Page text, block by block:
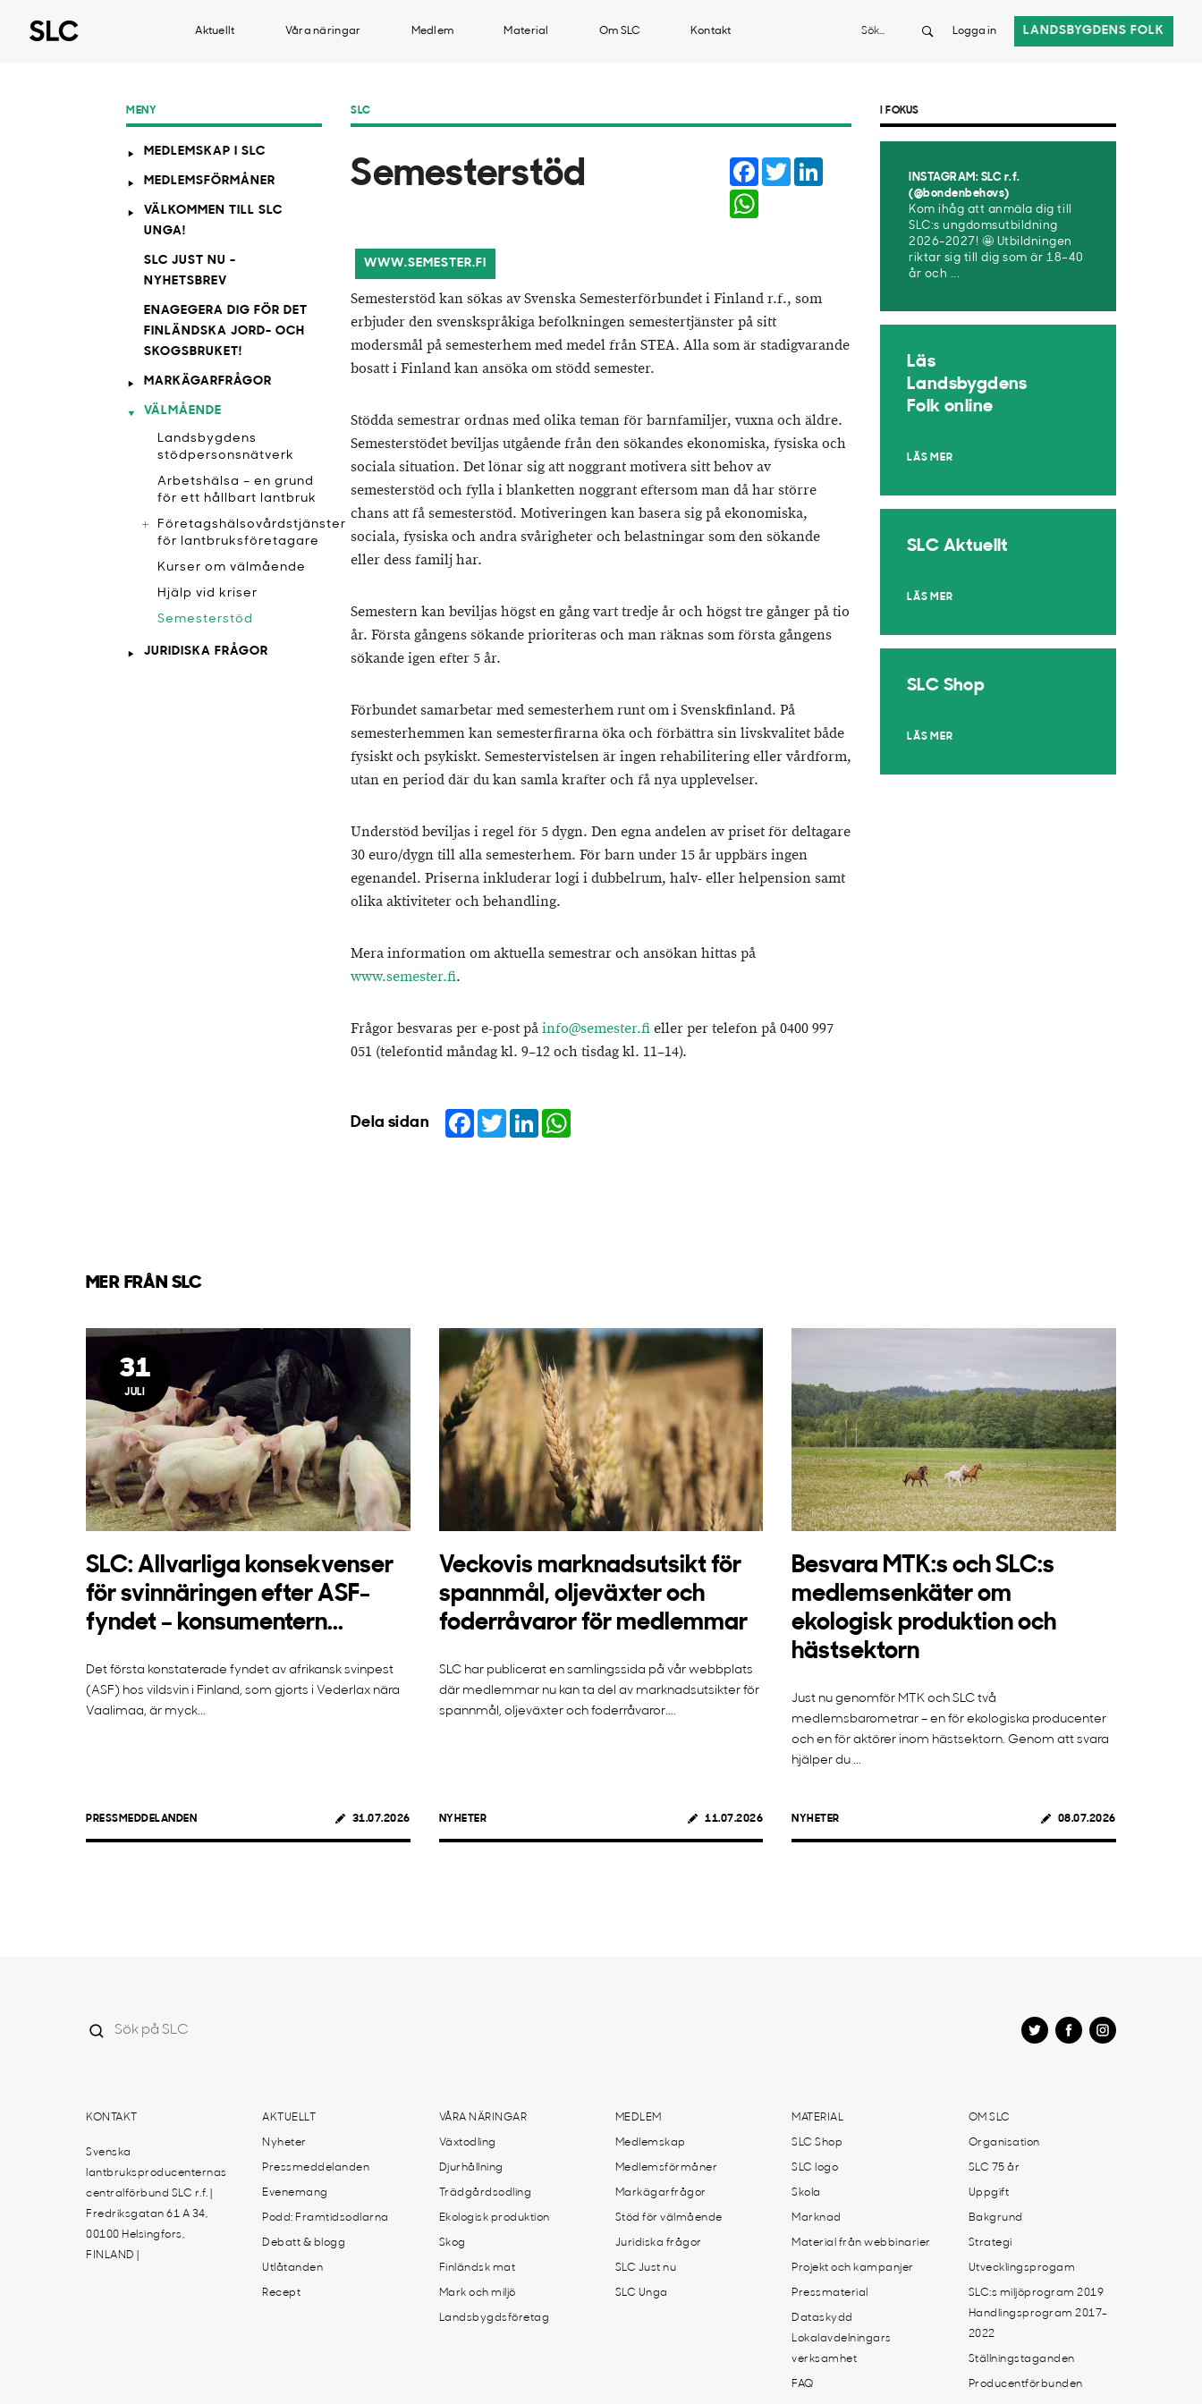
Aktuellt Våra näringar Medlem Material Om SLC Kontakt Sök Logga in LANDSBYGDENS FOLK
SLC
​Semesterstöd Facebook
Twitter
WWW.SEMESTER.FI
Semesterstöd kan sökas av Svenska Semesterförbundet i Finland r.f., som
erbjuder den svenskspråkiga befolkningen semestertjänster på sitt
modersmål på semesterhem med medel från STEA. Alla som är stadigvarande
bosatt i Finland kan ansöka om stödd semester.
Stödda semestrar ordnas med olika teman för barnfamiljer, vuxna och äldre.
Semesterstödet beviljas utgående från den sökandes ekonomiska, fysiska och
sociala situation. Det lönar sig att noggrant motivera sitt behov av
semesterstöd och fylla i blanketten noggrant eftersom man då har större
chans att få semesterstöd. Motiveringen kan basera sig på ekonomiska,
sociala, fysiska och andra svårigheter och belastningar som den sökande
eller dess familj har.
Semestern kan beviljas högst en gång vart tredje år och högst tre gånger på tio
år. Första gångens sökande prioriteras och man räknas som första gångens
sökande igen efter 5 år.
Förbundet samarbetar med semesterhem runt om i Svenskfinland. På
semesterhemmen kan semesterfirarna öka och förbättra sin livskvalitet både
fysiskt och psykiskt. Semestervistelsen är ingen rehabilitering eller vårdform,
utan en period där du kan samla krafter och få nya upplevelser.
Understöd beviljas i regel för 5 dygn. Den egna andelen av priset för deltagare
30 euro/dygn till alla semesterhem. För barn under 15 år uppbärs ingen
egenandel. Priserna inkluderar logi i dubbelrum, halv- eller helpension samt
olika aktiviteter och behandling.
Mera information om aktuella semestrar och ansökan hittas på
www.semester.fi.
Frågor besvaras per e-post påinfo@semester.fieller per telefon på 0400 997
051 (telefontid måndag kl. 9–12 och tisdag kl. 11–14).
Dela sidan Facebook
TwitterLinkedIn
MENY
MEDLEMSKAP I SLC
MEDLEMSFÖRMÅNER
VÄLKOMMEN TILL SLC
UNGA!
SLC JUST NU -
NYHETSBREV
ENAGEGERA DIG FÖR DET
FINLÄNDSKA JORD- OCH
SKOGSBRUKET!
MARKÄGARFRÅGOR
VÄLMÅENDE
​Landsbygdens
stödpersonsnätverk
Arbetshälsa – en grund
för ett hållbart lantbruk
Företagshälsovårdstjänster
för lantbruksföretagare
Kurser om välmående
Hjälp vid kriser
​Semesterstöd
JURIDISKA FRÅGOR
I FOKUS
INSTAGRAM: SLC r.f.
(@bondenbehovs)
Kom ihåg att anmäla dig till
SLC:s ungdomsutbildning
2026-2027! 🤩 Utbildningen
riktar sig till dig som är 18–40
år och ...
Läs
Landsbygdens
Folk online
LÄS MER
SLC Aktuellt
LÄS MER
SLC Shop
LÄS MER
MER FRÅN SLC
31
JULI
SLC: Allvarliga konsekvenser
för svinnäringen efter ASF-
fyndet – konsumentern...
Det första konstaterade fyndet av afrikansk svinpest
(ASF) hos vildsvin i Finland, som gjorts i Vederlax nära
Vaalimaa, är myck...
PRESSMEDDELANDEN 31.07.2026
Veckovis marknadsutsikt för
spannmål, oljeväxter och
foderråvaror för medlemmar
SLC har publicerat en samlingssida på vår webbplats
där medlemmar nu kan ta del av marknadsutsikter för
spannmål, oljeväxter och foderråvaror....
NYHETER 11.07.2026
Besvara MTK:s och SLC:s
medlemsenkäter om
ekologisk produktion och
hästsektorn
Just nu genomför MTK och SLC två
medlemsbarometrar – en för ekologiska producenter
och en för aktörer inom hästsektorn. Genom att svara
hjälper du ...
NYHETER 08.07.2026
KONTAKT
Svenska
lantbruksproducenternas
centralförbund SLC r.f. |
Fredriksgatan 61 A 34,
00100 Helsingfors,
FINLAND |
AKTUELLT
Nyheter
Pressmeddelanden
Evenemang
Podd: Framtidsodlarna
Debatt & blogg
Utlåtanden
Recept
VÅRA NÄRINGAR
Växtodling
Djurhållning
Trädgårdsodling
Ekologisk produktion
Skog
Finländsk mat
Mark och miljö
Landsbygdsföretag
MEDLEM
Medlemskap
Medlemsförmåner
Markägarfrågor
Stöd för välmående
Juridiska frågor
SLC Just nu
SLC Unga
MATERIAL
SLC Shop
SLC logo
Skola
Marknad
Material från webbinarier
Projekt och kampanjer
Pressmaterial
Dataskydd
Lokalavdelningars
verksamhet
FAQ
OM SLC
Organisation
SLC 75 år
Uppgift
Bakgrund
Strategi
Utvecklingsprogam
SLC:s miljöprogram 2019
Handlingsprogram 2017-
2022
Ställningstaganden
Producentförbunden